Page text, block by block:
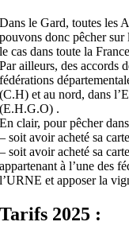
Dans le Gard, toutes les
pouvons donc pêcher sur
le cas dans toute la
Par ailleurs, des accords
fédérations
(C.H) et au nord, dans
(E.H.G.O) .
En clair, pour pêcher
– soit avoir acheté sa
– soit avoir acheté sa
appartenant à l’une des
l’URNE et apposer la
Tarifs 2025 :